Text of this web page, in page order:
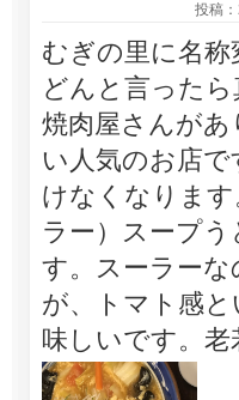
投稿
むぎの里に名
どんと言った
焼肉屋さんが
い人気のお店
けなくなりま
ラー）スープ
す。スーラー
が、トマト感
味しいです。